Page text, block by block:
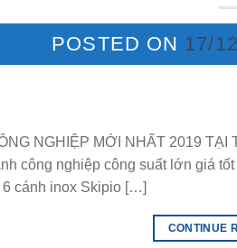
POSTED ON 17/
NGHIỆP MỚI NHẤT 2019
công nghiệp công suất lớn giá
6 cánh inox Skipio […]
CONTINUE